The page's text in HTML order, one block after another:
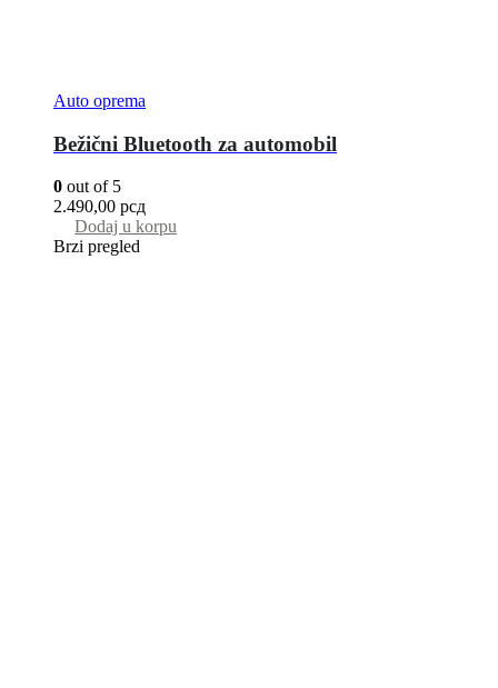
Auto oprema
Bežični Bluetooth za automobil
0 out of 5
2.490,00 рсд
Dodaj u korpu
Brzi pregled